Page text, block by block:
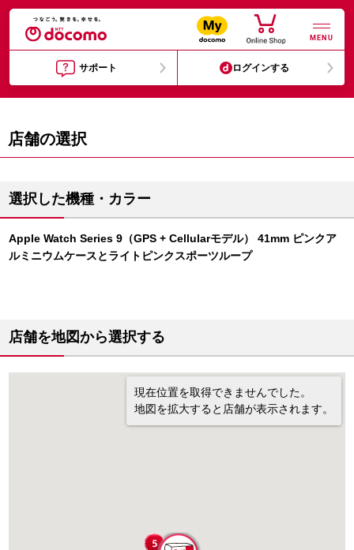
MENU
サポート ログインする
店舗の選択
選択した機種・カラー
Apple Watch Series 9（GPS + Cellularモデル） 41mm ピンクア
ルミニウムケースとライトピンクスポーツループ
店舗を地図から選択する
現在位置を取得できませんでした。
地図を拡大すると店舗が表示されます。